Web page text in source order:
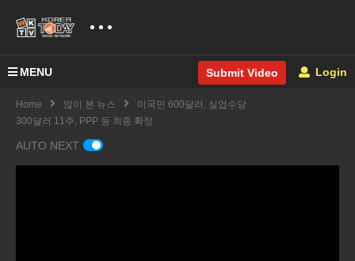
MENU Submit Video Login
Home 많이 본 뉴스
미국민 600달러, 실업수당
300달러 11주, PPP 등 최종 확정
AUTO NEXT